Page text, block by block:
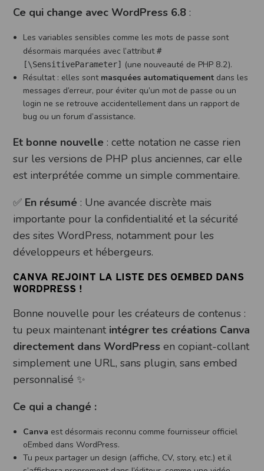
Ce qui change avec WordPress 6.8 :
Les variables sensibles comme les mots de passe sont
désormais marquées avec l’attribut#
[\SensitiveParameter]
(une nouveauté de PHP 8.2).
Résultat : elles sont masquées automatiquement dans les
messages d’erreur, pour éviter qu’un mot de passe ou un
login ne se retrouve accidentellement dans un rapport de
bug ou un forum d’assistance.
Et bonne nouvelle : cette notation ne casse rien
sur les versions de PHP plus anciennes, car elle
est interprétée comme un simple commentaire.
✅ En résumé : Une avancée discrète mais
importante pour la confidentialité et la sécurité
des sites WordPress, notamment pour les
développeurs et hébergeurs.
CANVA REJOINT LA LISTE DES OEMBED DANS
WORDPRESS !
Bonne nouvelle pour les créateurs de contenus :
tu peux maintenant intégrer tes créations Canva
directement dans WordPress en copiant-collant
simplement une URL, sans plugin, sans embed
personnalisé ✨
Ce qui a changé :
Canva est désormais reconnu comme fournisseur officiel
oEmbed dans WordPress.
Tu peux partager un design (affiche, CV, story, etc.) et il